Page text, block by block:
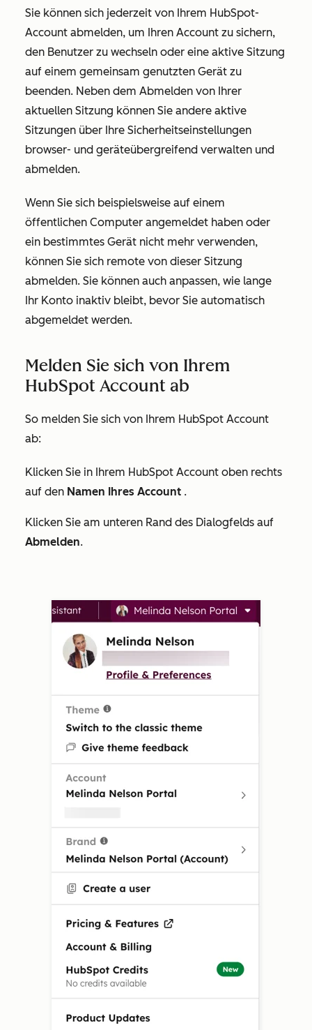
Sie können sich jederzeit von Ihrem HubSpot-
Account abmelden, um Ihren Account zu sichern,
den Benutzer zu wechseln oder eine aktive Sitzung
auf einem gemeinsam genutzten Gerät zu
beenden. Neben dem Abmelden von Ihrer
aktuellen Sitzung können Sie andere aktive
Sitzungen über Ihre Sicherheitseinstellungen
browser- und geräteübergreifend verwalten und
abmelden.
Wenn Sie sich beispielsweise auf einem
öffentlichen Computer angemeldet haben oder
ein bestimmtes Gerät nicht mehr verwenden,
können Sie sich remote von dieser Sitzung
abmelden. Sie können auch anpassen, wie lange
Ihr Konto inaktiv bleibt, bevor Sie automatisch
abgemeldet werden.
Melden Sie sich von Ihrem
HubSpot Account ab
So melden Sie sich von Ihrem HubSpot Account
ab:
Klicken Sie in Ihrem HubSpot Account oben rechts
auf den Namen Ihres Account .
Klicken Sie am unteren Rand des Dialogfelds auf
Abmelden.